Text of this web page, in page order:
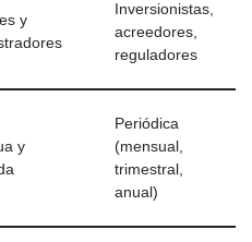
y
Inversionistas,
acreedores,
reguladores
y
Periódica
(mensual,
trimestral,
anual)